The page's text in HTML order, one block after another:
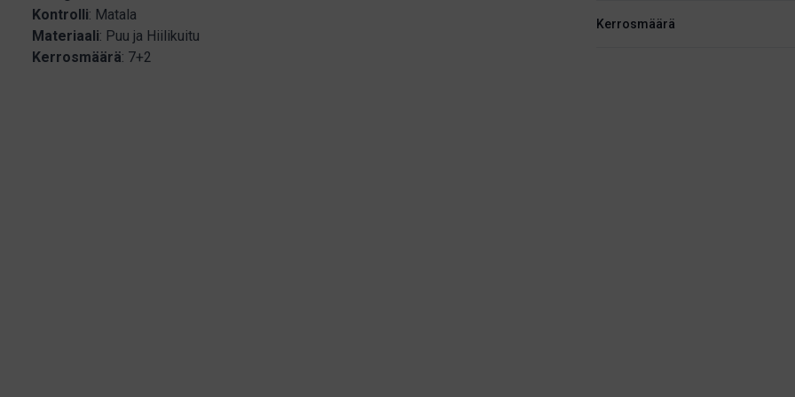
Kontrolli: Matala
Materiaali: Puu ja Hiilikuitu
Kerrosmäärä: 7+2
Kerrosmäärä